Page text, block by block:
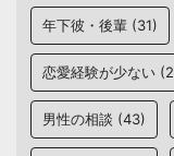
年下彼・後輩 (31)
恋愛経験が少ない
男性の相談 (43)